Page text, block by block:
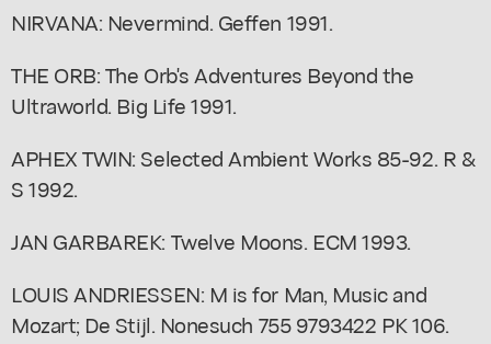
NIRVANA: Nevermind. Geffen 1991.
THE ORB: The Orb's Adventures Beyond the
Ultraworld. Big Life 1991.
APHEX TWIN: Selected Ambient Works 85-92. R &
S 1992.
JAN GARBAREK: Twelve Moons. ECM 1993.
LOUIS ANDRIESSEN: M is for Man, Music and
Mozart; De Stijl. Nonesuch 755 9793422 PK 106.